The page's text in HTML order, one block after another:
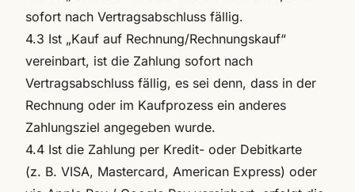
sofort nach Vertragsabschluss fällig.
4.3 Ist „Kauf auf Rechnung/Rechnungskauf“
vereinbart, ist die Zahlung sofort nach
Vertragsabschluss fällig, es sei denn, dass in der
Rechnung oder im Kaufprozess ein anderes
Zahlungsziel angegeben wurde.
4.4 Ist die Zahlung per Kredit- oder Debitkarte
(z. B. VISA, Mastercard, American Express) oder